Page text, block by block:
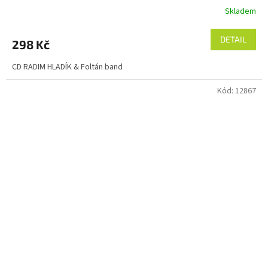
Skladem
298 Kč DETAIL
CD RADIM HLADÍK & Foltán band
Kód: 12867